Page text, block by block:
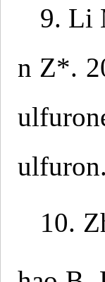
9. Li
n Z*.
10.